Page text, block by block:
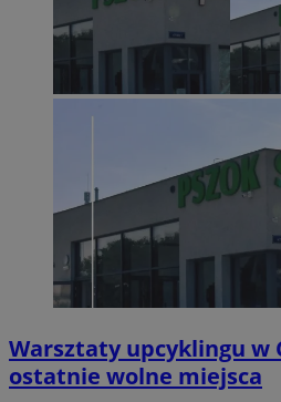
Warsztaty upcyklingu w
ostatnie wolne miejsca